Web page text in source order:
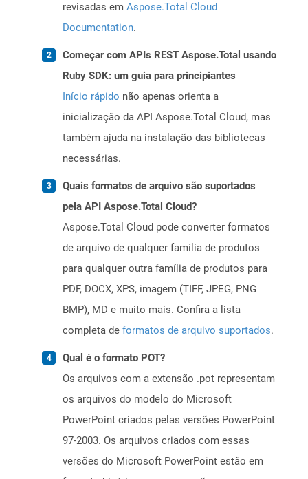
revisadas em Aspose.Total Cloud
Documentation.
Começar com APIs REST Aspose.Total usando
Ruby SDK: um guia para principiantes
Início rápido não apenas orienta a
inicialização da API Aspose.Total Cloud, mas
também ajuda na instalação das bibliotecas
necessárias.
Quais formatos de arquivo são suportados
pela API Aspose.Total Cloud?
Aspose.Total Cloud pode converter formatos
de arquivo de qualquer família de produtos
para qualquer outra família de produtos para
PDF, DOCX, XPS, imagem (TIFF, JPEG, PNG
BMP), MD e muito mais. Confira a lista
completa de formatos de arquivo suportados.
Qual é o formato POT?
Os arquivos com a extensão .pot representam
os arquivos do modelo do Microsoft
PowerPoint criados pelas versões PowerPoint
97-2003. Os arquivos criados com essas
versões do Microsoft PowerPoint estão em